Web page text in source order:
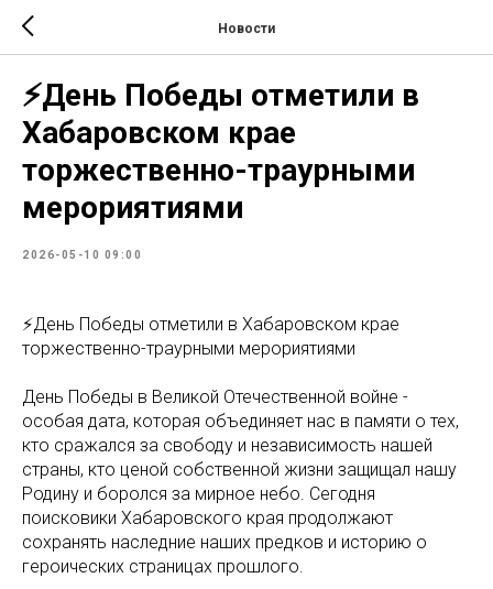
Новости
⚡День Победы отметили в
Хабаровском крае
торжественно-траурными
мерориятиями
2026-05-10 09:00
⚡День Победы отметили в Хабаровском крае
торжественно-траурными мерориятиями
День Победы в Великой Отечественной войне -
особая дата, которая объединяет нас в памяти о тех,
кто сражался за свободу и независимость нашей
страны, кто ценой собственной жизни защищал нашу
Родину и боролся за мирное небо. Сегодня
поисковики Хабаровского края продолжают
сохранять наследние наших предков и историю о
героических страницах прошлого.